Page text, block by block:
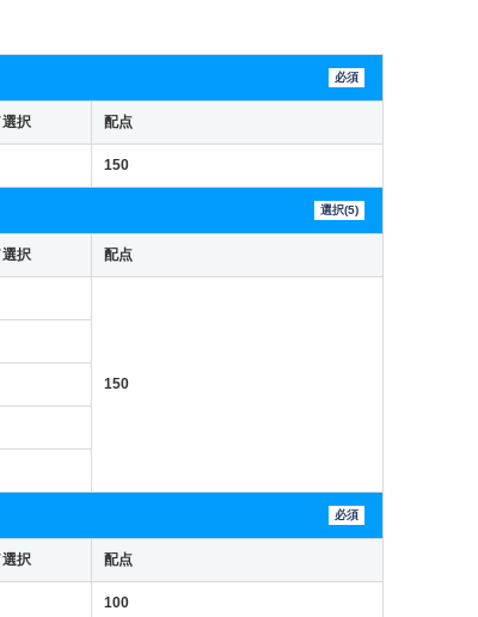
必須
選択 配点
150
選択(5)
選択 配点
150
必須
選択 配点
100